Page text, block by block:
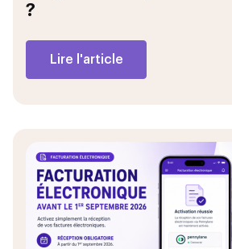
?
Lire l'article